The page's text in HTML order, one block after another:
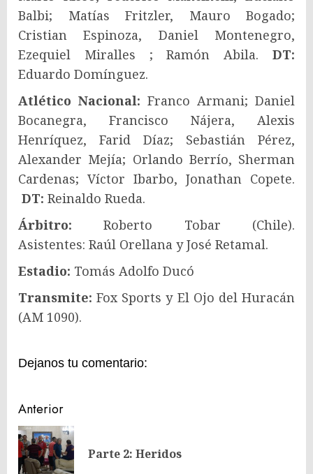
Balbi; Matías Fritzler, Mauro Bogado;
Cristian Espinoza, Daniel Montenegro,
Ezequiel Miralles ; Ramón Abila. DT:
Eduardo Domínguez.
Atlético Nacional: Franco Armani; Daniel
Bocanegra, Francisco Nájera, Alexis
Henríquez, Farid Díaz; Sebastián Pérez,
Alexander Mejía; Orlando Berrío, Sherman
Cardenas; Víctor Ibarbo, Jonathan Copete.
DT: Reinaldo Rueda.
Árbitro: Roberto Tobar (Chile).
Asistentes: Raúl Orellana y José Retamal.
Estadio: Tomás Adolfo Ducó
Transmite:Fox Sports y El Ojo del Huracán
(AM 1090).
Dejanos tu comentario:
Navegación
de
entradas
Anterior
Parte 2: Heridos